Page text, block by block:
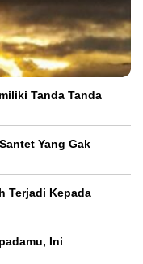
Tanda Tanda
Yang Gak
Terjadi Kepada
Ini